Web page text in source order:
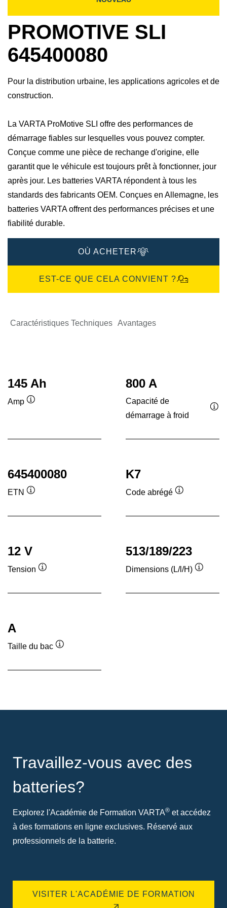
PROMOTIVE SLI
645400080
Pour la distribution urbaine, les applications agricoles et de
construction.
La VARTA ProMotive SLI offre des performances de
démarrage fiables sur lesquelles vous pouvez compter.
Conçue comme une pièce de rechange d'origine, elle
garantit que le véhicule est toujours prêt à fonctionner, jour
après jour. Les batteries VARTA répondent à tous les
standards des fabricants OEM. Conçues en Allemagne, les
batteries VARTA offrent des performances précises et une
fiabilité durable.
OÙ ACHETER
EST-CE QUE CELA CONVIENT ?
Caractéristiques Techniques Avantages
145 Ah
Amp
800 A
Capacité de
démarrage à froid
645400080
ETN
K7
Code abrégé
12 V
Tension
513/189/223
Dimensions (L/l/H)
A
Taille du bac
Travaillez-vous avec des
batteries?
Explorez l'Académie de Formation VARTA® et accédez
à des formations en ligne exclusives. Réservé aux
professionnels de la batterie.
VISITER L'ACADÉMIE DE FORMATION